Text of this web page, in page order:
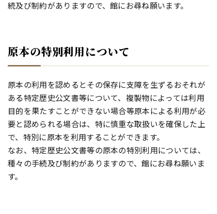
続及び制約がありますので、館にお尋ね願います。
原本の特別利用について
原本の利用を認めるとその保存に支障を生ずるおそれが
ある特定歴史公文書等について、複製物によっては利用
目的を果たすことができない場合等原本による利用が必
要と認められる場合は、特に慎重な取扱いを確保した上
で、特別に原本を利用することができます。
なお、特定歴史公文書等の原本の特別利用については、
種々の手続及び制約がありますので、館にお尋ね願いま
す。